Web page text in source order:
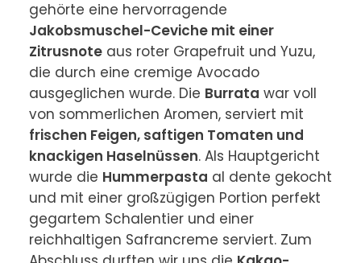
Jakobsmuschel-Ceviche mit einer
Zitrusnote aus roter Grapefruit und Yuzu,
die durch eine cremige Avocado
ausgeglichen wurde. Die Burrata war voll
frischen Feigen, saftigen Tomaten und
knackigen Haselnüssen. Als Hauptgericht
wurde die Hummerpasta al dente gekocht
und mit einer großzügigen Portion perfekt
gegartem Schalentier und einer
reichhaltigen Safrancreme serviert. Zum